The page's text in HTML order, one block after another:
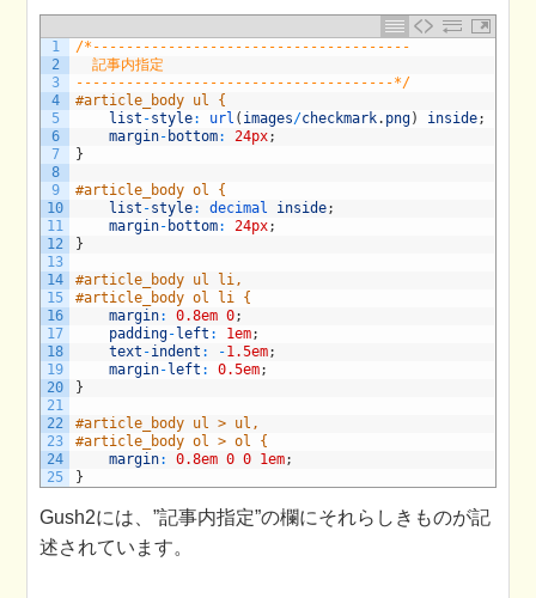
1
2
3
4
5
6
7
8
9
10
11
12
13
14
15
16
17
18
19
20
21
22
23
24
25
/*--------------------------------------
記事内指定
--------------------------------------*/
#article_body ul {
list -style: url ( images/checkmark. png) inside;
margin- bottom: 24px;
}
#article_body ol {
list -style: decimal inside;
margin- bottom: 24px;
}
#article_body ul li,
#article_body ol li {
margin: 0.8em 0;
padding- left : 1em;
text -indent : -1.5em;
margin- left : 0.5em;
}
#article_body ul > ul,
#article_body ol > ol {
margin: 0.8em 0 0 1em;
}
Gush2には、”記事内指定”の欄にそれらしきものが記
述されています。